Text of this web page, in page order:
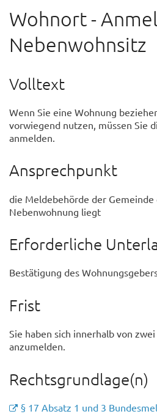
Wohnort -
Nebenwohnsitz
Volltext
Wenn Sie eine Wohnung
vorwiegend nutzen, müssen Sie
anmelden.
Ansprechpunkt
die Meldebehörde der
Nebenwohnung liegt
Erforderliche
Bestätigung des
Frist
Sie haben sich innerhalb von
anzumelden.
Rechtsgrundlage(n)
§ 17 Absatz 1 und 3